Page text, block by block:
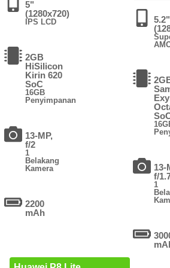
5"
(1280x720)
IPS LCD
2GB
HiSilicon
Kirin 620
SoC
16GB
Penyimpanan
13-MP,
f/2
1
Belakang
Kamera
2200
mAh
5.2"
13-
f/
1